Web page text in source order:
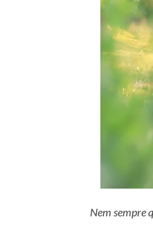
Nem sempre